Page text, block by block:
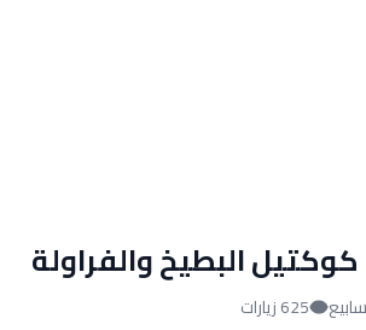
البطيخ والفراولة
625 زيارات